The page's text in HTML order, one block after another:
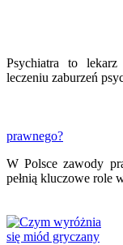
Psychiatra to
leczeniu zaburzeń
prawnego?
W Polsce zawody
pełnią kluczowe role